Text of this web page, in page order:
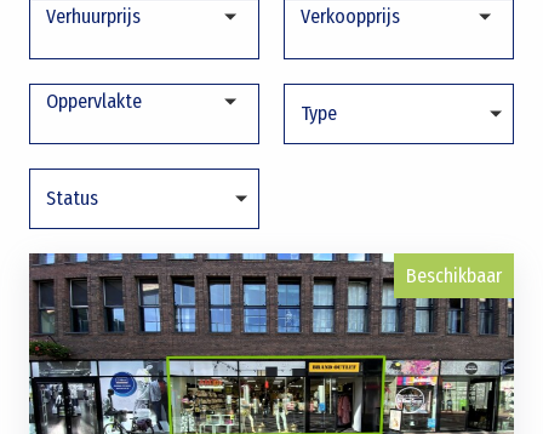
Verhuurprijs Verkoopprijs
Oppervlakte
Beschikbaar